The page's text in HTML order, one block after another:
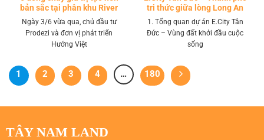
bản sắc tại phân khu River
Park LA Home
Ngày 3/6 vừa qua, chủ đầu tư
Prodezi và đơn vị phát triển
Hướng Việt
tri thức giữa lòng Long An
1. Tổng quan dự án E.City Tân
Đức – Vùng đất khởi đầu cuộc
sống
1 2 3 4 … 180
TÂY NAM LAND